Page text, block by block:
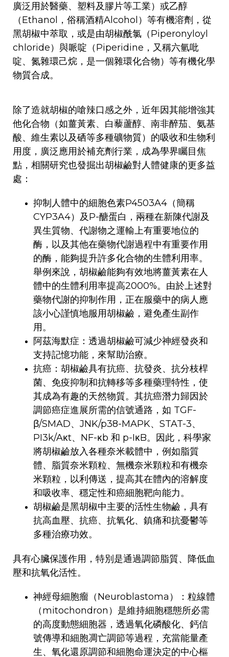
廣泛用於醫藥、塑料及膠片等工業）或乙醇
（Ethanol，俗稱酒精Alcohol）等有機溶劑，從
黑胡椒中萃取，或是由胡椒酰氯（Piperonyloyl
chloride）與哌啶（Piperidine，又稱六氫吡
啶、氮雜環己烷，是一個雜環化合物）等有機化學
物質合成。
除了造就胡椒的嗆辣口感之外，近年因其能增強其
他化合物（如薑黃素、白藜蘆醇、南非醉茄、氨基
酸、維生素以及硒等多種礦物質）的吸收和生物利
用度，廣泛應用於補充劑行業，成為學界矚目焦
點，相關研究也發掘出胡椒鹼對人體健康的更多益
處：
抑制人體中的細胞色素P4503A4（簡稱
CYP3A4）及P-醣蛋白，兩種在新陳代謝及
異生質物、代謝物之運輸上有重要地位的
酶，以及其他在藥物代謝過程中有重要作用
的酶，能夠提升許多化合物的生體利用率。
舉例來說，胡椒鹼能夠有效地將薑黃素在人
體中的生體利用率提高2000%。由於上述對
藥物代謝的抑制作用，正在服藥中的病人應
該小心謹慎地服用胡椒鹼，避免產生副作
用。
阿茲海默症：透過胡椒鹼可減少神經發炎和
支持記憶功能，來幫助治療。
抗癌：胡椒鹼具有抗癌、抗發炎、抗分枝桿
菌、免疫抑制和抗轉移等多種藥理特性，使
其成為有趣的天然物質。其抗癌潛力歸因於
調節癌症進展所需的信號通路，如 TGF-
β/SMAD、JNK/p38-MAPK、STAT-3、
PI3k/Aκt、NF-κb 和 p-IκB。因此，科學家
將胡椒鹼放入各種奈米載體中，例如脂質
體、脂質奈米顆粒、無機奈米顆粒和有機奈
米顆粒，以利傳送，提高其在體內的溶解度
和吸收率、穩定性和癌細胞靶向能力。
胡椒鹼是黑胡椒中主要的活性生物鹼，具有
抗高血壓、抗癌、抗氧化、鎮痛和抗憂鬱等
多種治療功效。
具有心臟保護作用，特別是通過調節脂質、降低血
壓和抗氧化活性。
神經母細胞瘤（Neuroblastoma）：粒線體
（mitochondron）是維持細胞穩態所必需
的高度動態細胞器，透過氧化磷酸化、鈣信
號傳導和細胞凋亡調節等過程，充當能量產
生、氧化還原調節和細胞命運決定的中心樞